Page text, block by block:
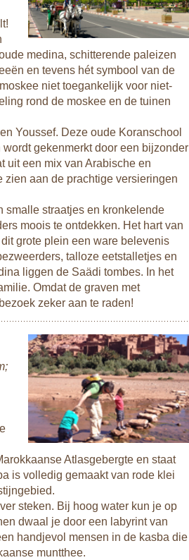
medina, schitterende paleizen
en tevens hét symbool van de
niet toegankelijk voor niet-
rond de moskee en de tuinen
Youssef. Deze oude Koranschool
gekenmerkt door een bijzonder
uit een mix van Arabische en
aan de prachtige versieringen
smalle straatjes en kronkelende
moois te ontdekken. Het hart van
grote plein een ware belevenis
talloze eetstalletjes en
liggen de Saädi tombes. In het
Omdat de graven met
zeker aan te raden!
Atlasgebergte en staat
is volledig gemaakt van rode klei
steken. Bij hoog water kun je op
dwaal je door een labyrint van
handjevol mensen in de kasba die
muntthee.